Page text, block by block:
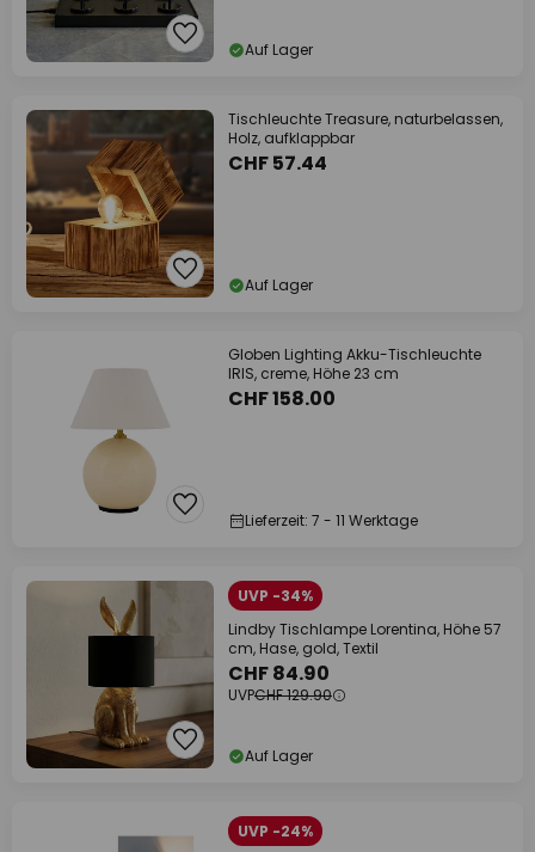
Auf Lager
Tischleuchte Treasure, naturbelassen,
Holz, aufklappbar
CHF 57.44
Auf Lager
Globen Lighting Akku-Tischleuchte
IRIS, creme, Höhe 23 cm
CHF 158.00
Lieferzeit: 7 - 11 Werktage
UVP -34%
Lindby Tischlampe Lorentina, Höhe 57
cm, Hase, gold, Textil
CHF 84.90
UVPCHF 129.90
Auf Lager
UVP -24%